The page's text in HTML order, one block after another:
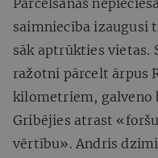
Pārcelšanās
saimniecība izaugusi
sāk aptrūkties vietas.
ražotni pārcelt ārpus
kilometriem, galveno
Gribējies atrast
vērtību». Andris